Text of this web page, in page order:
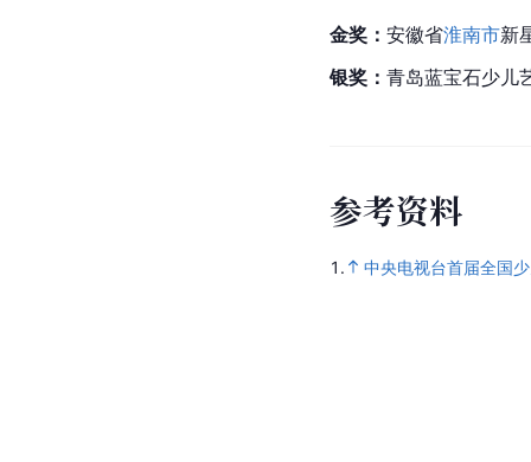
金奖： 安徽省淮南市新
银奖： 青岛蓝宝石少儿
参考资料
1. 中央电视台首届全国